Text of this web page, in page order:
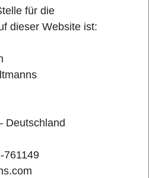
für die
dieser Website ist:
Deutschland
761149